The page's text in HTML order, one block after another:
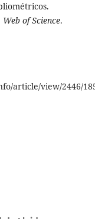
Web of Science.
article/view/2446/